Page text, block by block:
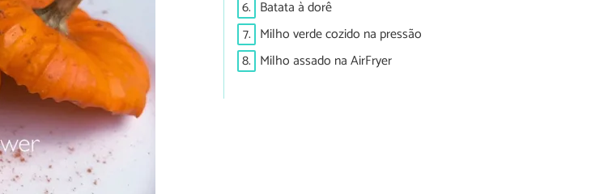
6. Batata à dorê
7. Milho verde cozido na pressão
8. Milho assado na AirFryer